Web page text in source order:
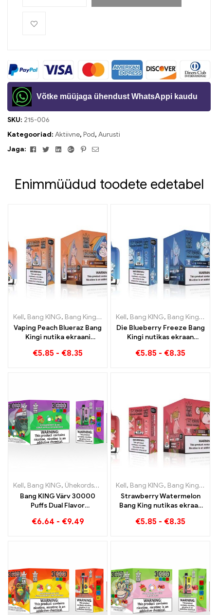
Võtke müüjaga ühendust WhatsAppi kaudu
SKU: 215-006
Kategooriad: Aktiivne, Pod, Aurusti
Jaga:
FacebookTwitterLinkedinGoogle+Pinterest
Meil
Enimmüüdud toodete edetabel
Kell, Bang KING, Bang Kingi nutikas ekraan 15000 Puff ,
Vaping Peach Blueraz Bang
Kingi nutika ekraani
€5.85 - €8.35
Kell, Bang KING, Bang Kingi nutikas ekraan 15000 Puff
Die Blueberry Freeze Bang
Kingi nutikas ekraan
€5.85 - €8.35
Kell, Bang KING, Ühekordsed e-sigaretid Leedu ,Ühekordsed e-
Bang KING Värv 30000
Puffs Dual Flavor
kiivi ja hapu õuna
€6.64 - €9.49
Kell, Bang KING, Bang Kingi nutikas ekraan 15000 Puff
Strawberry Watermelon
Bang King nutikas ekraan
puuviljade lõõgastavat
€5.85 - €8.35